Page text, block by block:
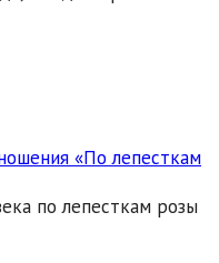
«По лепесткам
по лепесткам розы